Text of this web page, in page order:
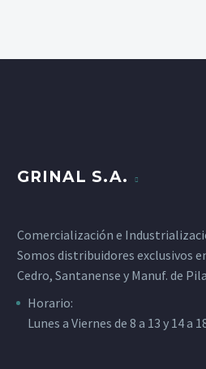
GRINAL S.A.
Comercialización e
Somos distribuidores exclusivos
Cedro, Santanense y Manuf. de
Horario:
Lunes a Viernes de 8 a 13 y 14 a